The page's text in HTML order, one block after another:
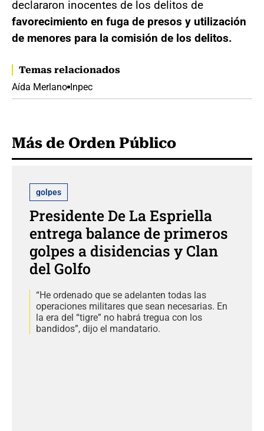
declararon inocentes de los delitos de
favorecimiento en fuga de presos y utilización
de menores para la comisión de los delitos.
Temas relacionados
Aída Merlano Inpec
Más de Orden Público
golpes
Presidente De La Espriella
entrega balance de primeros
golpes a disidencias y Clan
del Golfo
“He ordenado que se adelanten todas las
operaciones militares que sean necesarias. En
la era del “tigre” no habrá tregua con los
bandidos”, dijo el mandatario.